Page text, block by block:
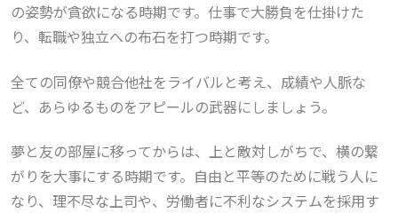
の姿勢が貪欲になる時期です。仕事で大勝負を仕掛けた
り、転職や独立への布石を打つ時期です。
全ての同僚や競合他社をライバルと考え、成績や人脈な
ど、あらゆるものをアピールの武器にしましょう。
夢と友の部屋に移ってからは、上と敵対しがちで、横の繋
がりを大事にする時期です。自由と平等のために戦う人に
なり、理不尽な上司や、労働者に不利なシステムを採用す